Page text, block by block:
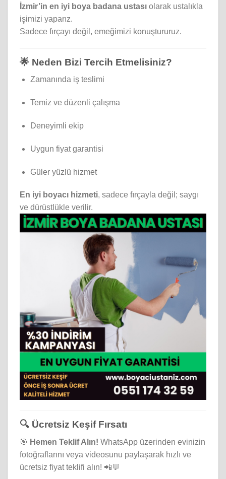
İzmir’in en iyi boya badana ustası olarak ustalıkla
işimizi yaparız.
Sadece fırçayı değil, emeğimizi konuştururuz.
🌟 Neden Bizi Tercih Etmelisiniz?
Zamanında iş teslimi
Temiz ve düzenli çalışma
Deneyimli ekip
Uygun fiyat garantisi
Güler yüzlü hizmet
En iyi boyacı hizmeti, sadece fırçayla değil; saygı
ve dürüstlükle verilir.
🔍 Ücretsiz Keşif Fırsatı
🎯 Hemen Teklif Alın! WhatsApp üzerinden evinizin
fotoğraflarını veya videosunu paylaşarak hızlı ve
ücretsiz fiyat teklifi alın! 📲💬